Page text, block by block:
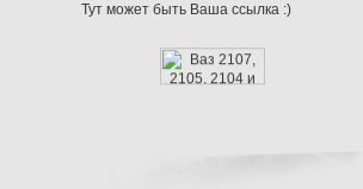
Тут может быть Ваша ссылка :)